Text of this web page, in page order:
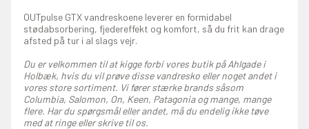
OUTpulse GTX vandreskoene leverer en formidabel
stødabsorbering, fjedereffekt og komfort, så du frit kan drage
afsted på tur i al slags vejr.
Du er velkommen til at kigge forbi vores butik på Ahlgade i
Holbæk, hvis du vil prøve disse vandresko eller noget andet i
vores store sortiment. Vi fører stærke brands såsom
Columbia, Salomon, On, Keen, Patagonia og mange, mange
flere. Har du spørgsmål eller andet, må du endelig ikke tøve
med at ringe eller skrive til os.